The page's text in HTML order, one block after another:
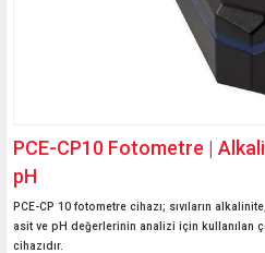
PCE-CP10 Fotometre |
pH
PCE-CP 10 fotometre cihazı; sıvıların
asit ve pH değerlerinin analizi için kullanılan
cihazıdır.